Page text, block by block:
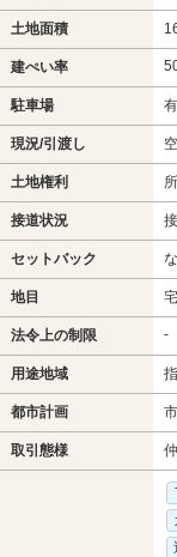
土地面積
建ぺい率
駐車場 有
現況/引渡し
土地権利
接道状況
セットバック
地目
法令上の制限 -
用途地域
都市計画
取引態様